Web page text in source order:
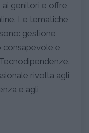
ai genitori e offre
Le tematiche
gestione
consapevole e
rivolta agli
e agli